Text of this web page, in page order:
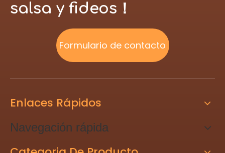
salsa y fideos！
Formulario de contacto
Enlaces Rápidos
Navegación rápida